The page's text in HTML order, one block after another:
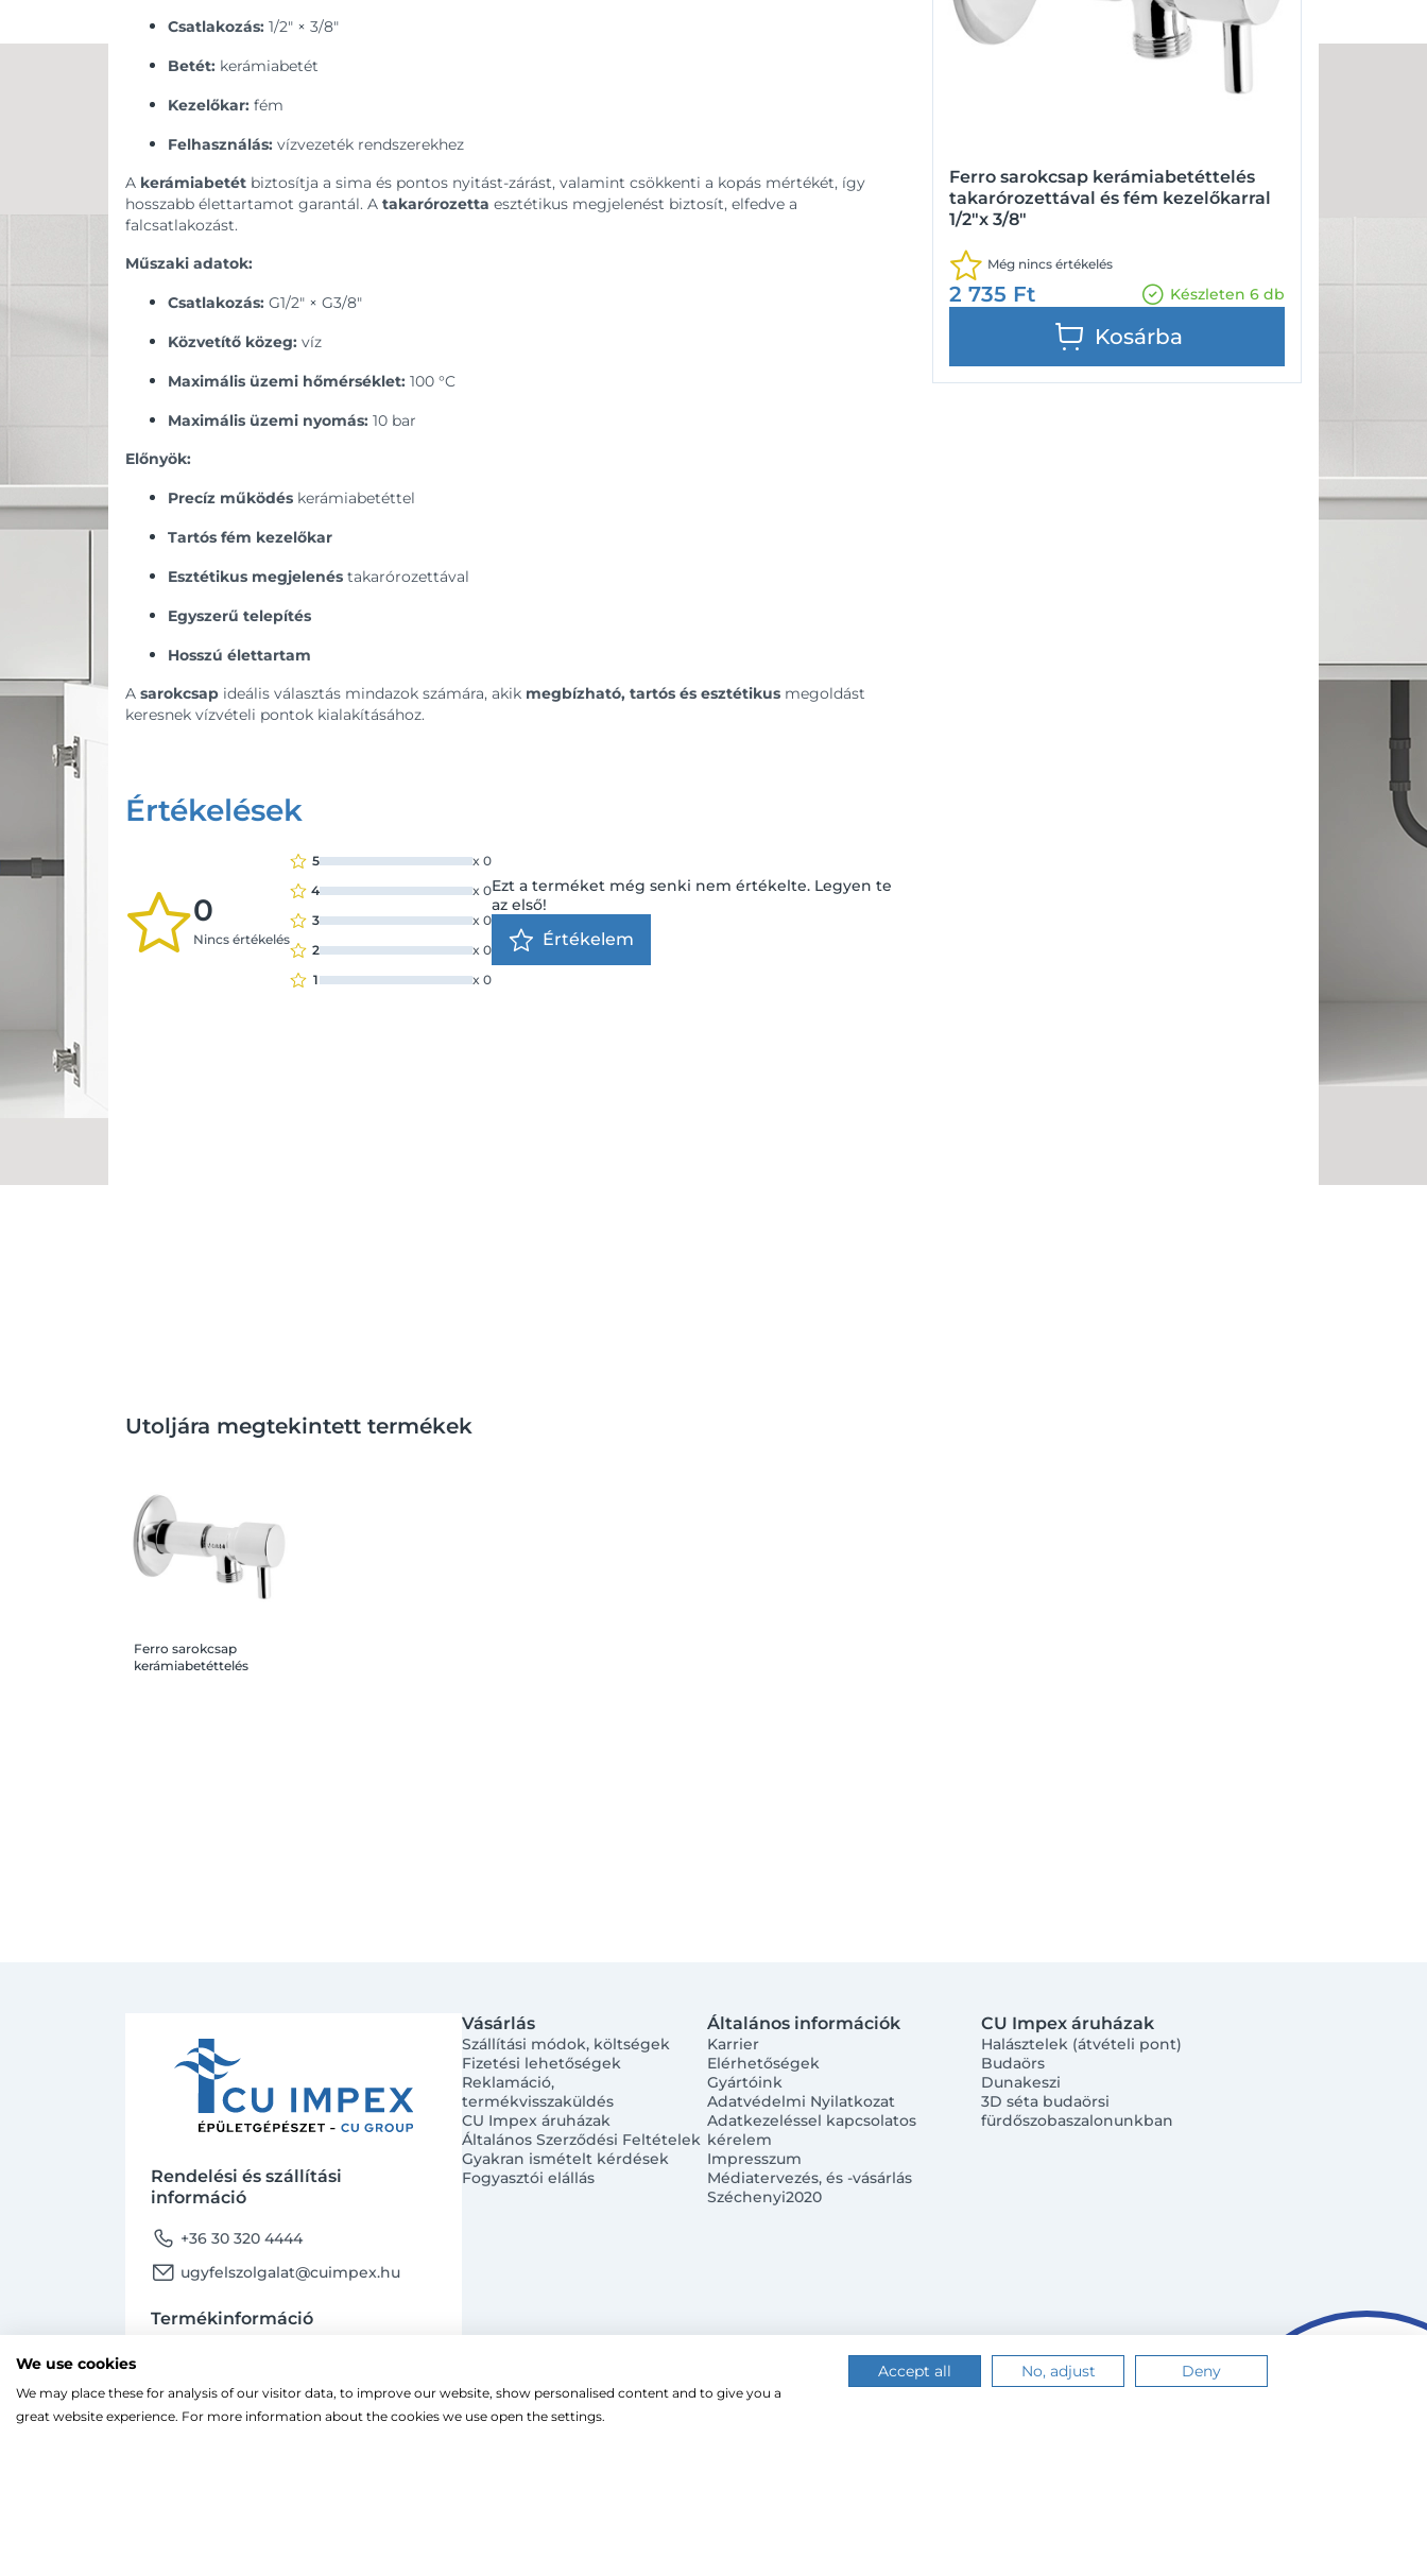
Ferro sarokcsap kerámiabetéttelés
takarórozettával és fém kezelőkarral
1/2"x 3/8"
Még nincs értékelés
2 735 Ft Készleten 6 db
Kosárba
Csatlakozás: 1/2″ × 3/8″
Betét: kerámiabetét
Kezelőkar: fém
Felhasználás: vízvezeték rendszerekhez
A kerámiabetét biztosítja a sima és pontos nyitást-zárást, valamint csökkenti a kopás mértékét, így
hosszabb élettartamot garantál. A takarórozetta esztétikus megjelenést biztosít, elfedve a
falcsatlakozást.
Műszaki adatok:
Csatlakozás: G1/2″ × G3/8″
Közvetítő közeg: víz
Maximális üzemi hőmérséklet: 100 °C
Maximális üzemi nyomás: 10 bar
Előnyök:
Precíz működés kerámiabetéttel
Tartós fém kezelőkar
Esztétikus megjelenés takarórozettával
Egyszerű telepítés
Hosszú élettartam
A sarokcsap ideális választás mindazok számára, akik megbízható, tartós és esztétikus megoldást
keresnek vízvételi pontok kialakításához.
Értékelések
0
Nincs értékelés
5 x 0
4
x 0
3
x 0
2
x 0
1
x 0
Ezt a terméket még senki nem értékelte. Legyen te
az első!
Értékelem
Utoljára megtekintett termékek
Ferro sarokcsap
kerámiabetéttelés
Rendelési és szállítási
információ
phone +36 30 320 4444
email ugyfelszolgalat@cuimpex.hu
Termékinformáció
email ugyfelszolgalat@cuimpex.hu
Vásárlás
Szállítási módok, költségek
Fizetési lehetőségek
Reklamáció,
termékvisszaküldés
CU Impex áruházak
Általános Szerződési Feltételek
Gyakran ismételt kérdések
Fogyasztói elállás
Általános információk
Karrier
Elérhetőségek
Gyártóink
Adatvédelmi Nyilatkozat
Adatkezeléssel kapcsolatos
kérelem
Impresszum
Médiatervezés, és -vásárlás
Széchenyi2020
CU Impex áruházak
Halásztelek (átvételi pont)
Budaörs
Dunakeszi
3D séta budaörsi
fürdőszobaszalonunkban
Ahogy a legtöbb weboldal, a miénk is sütiket (cookie-kat) használ a nagyobb felhasználói élmény érdekében.
A böngészés folytatásával hozzájárulsz a sütik használatához.
We use cookies
We may place these for analysis of our visitor data, to improve our website, show personalised content and to give you a
great website experience. For more information about the cookies we use open the settings.
Accept all No, adjust Deny